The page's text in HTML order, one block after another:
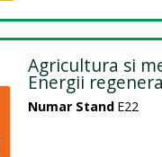
Agricultura si
Energii
Numar Stand E22